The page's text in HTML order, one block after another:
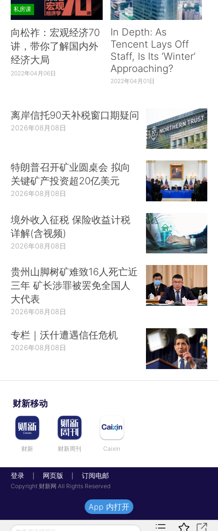
私房课
向松祚：宏观经济70
讲，带你了解国内外
经济大局
2022年04月06日
In Depth: As
Tencent Lays Off
Staff, Is Its ‘Winter’
Approaching?
2022年04月01日
离岸信托90天补税窗口期疑问
2026年08月08日
特朗普召开矿业圆桌会 拟向
关键矿产投资超20亿美元
2026年08月08日
境外收入征税 保险收益计税
详解(含视频)
2026年08月08日
贵州山脚树矿难致16人死亡近
三年 矿长涉罪被罢免全国人
大代表
2026年08月08日
专栏｜沃什遭遇信任危机
2026年08月08日
财新移动
财新 财新周刊 Caixin
登录 网页版 订阅电邮
Copyright 财新网 All Rights Reserved
App 内打开